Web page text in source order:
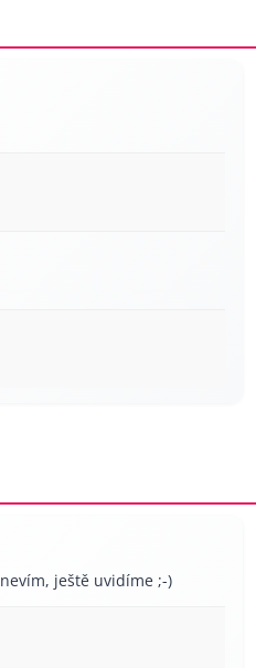
ještě uvidíme ;-)